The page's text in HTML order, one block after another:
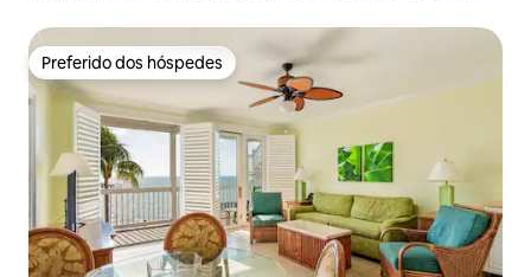
Preferido dos hóspedes
Preferido dos hóspedes